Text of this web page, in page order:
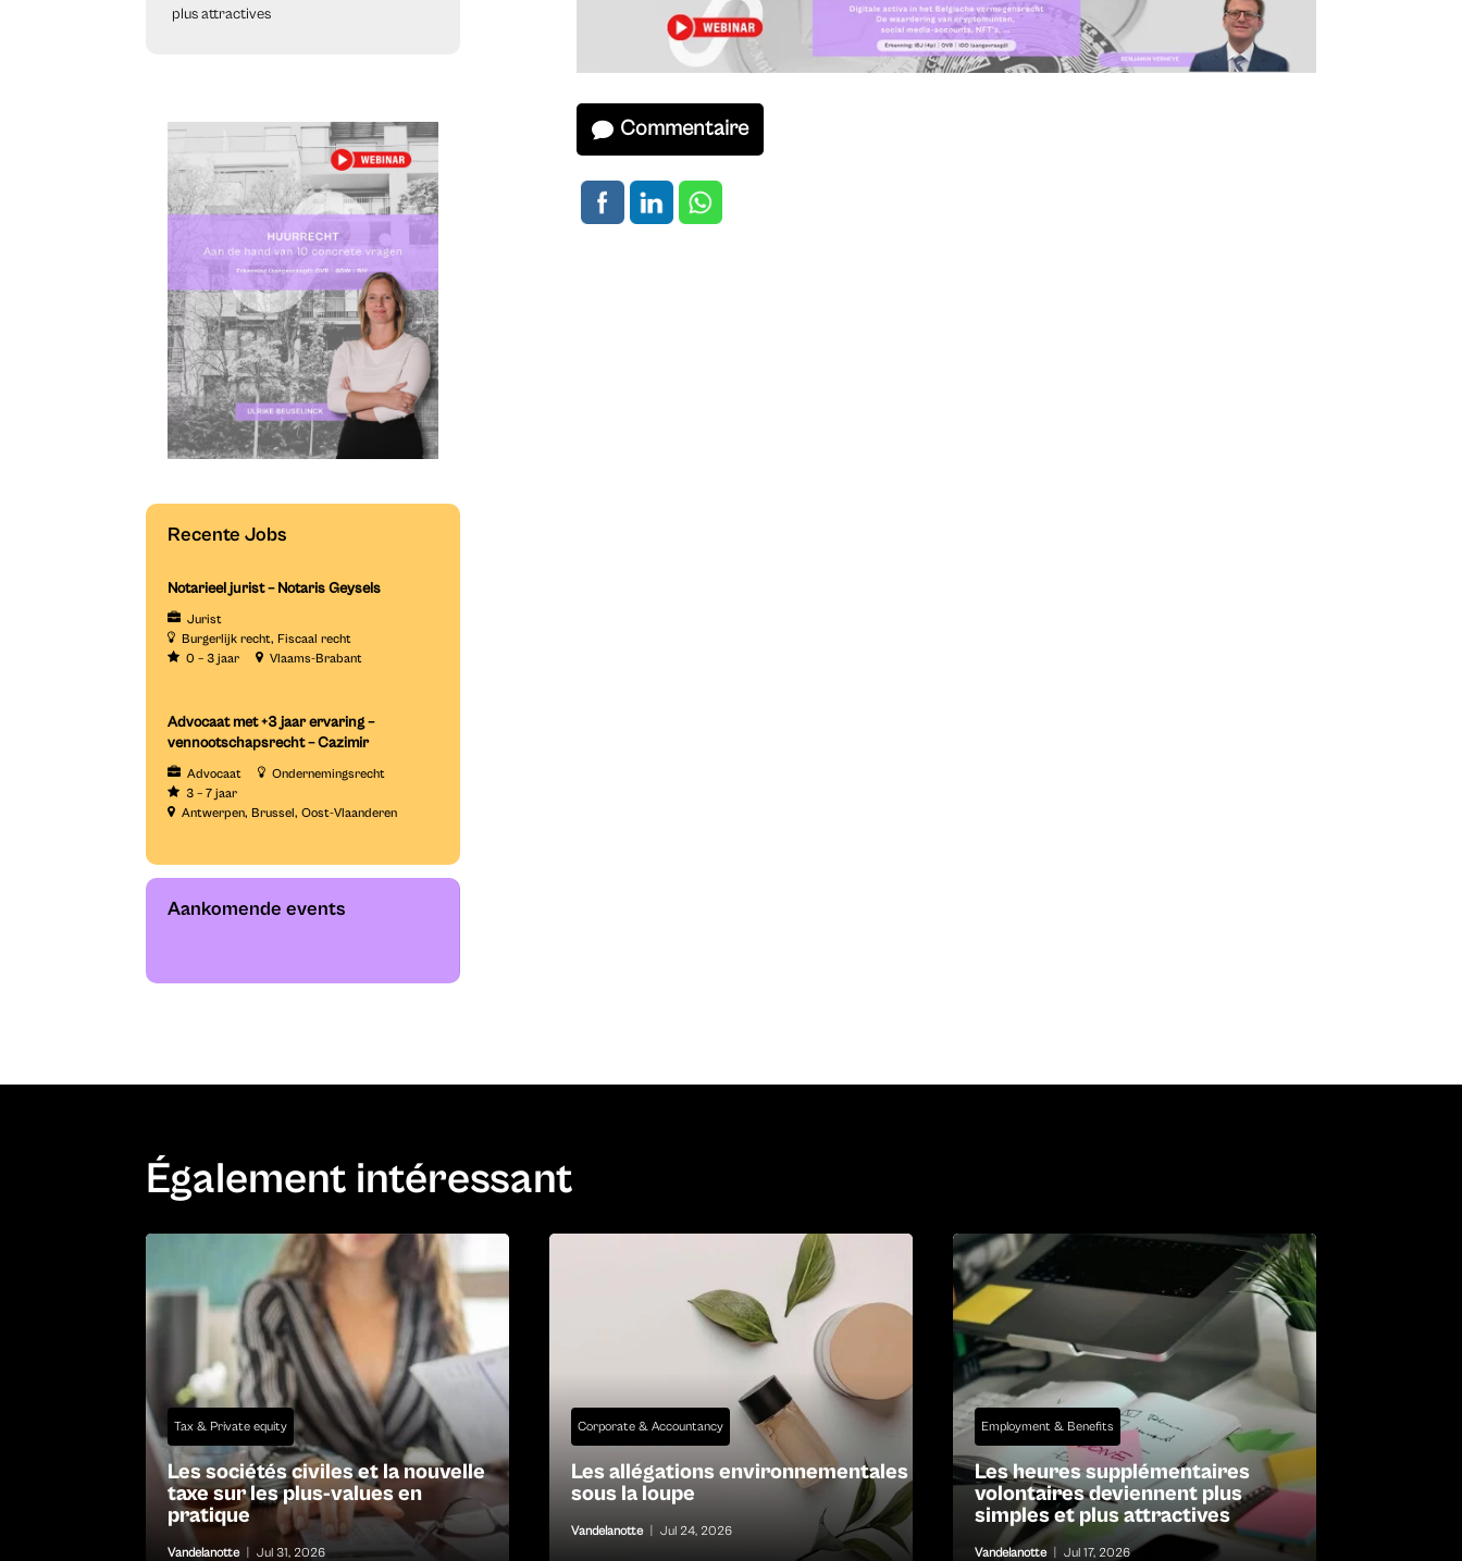
plus attractives
Recente Jobs
Notarieel jurist – Notaris Geysels
Jurist
Burgerlijk recht Fiscaal recht
0 – 3 jaar
Vlaams-Brabant
Advocaat met +3 jaar ervaring –
vennootschapsrecht – Cazimir
Advocaat
Ondernemingsrecht
3 – 7 jaar
Antwerpen Brussel Oost-Vlaanderen
Aankomende events
Commentaire
Également intéressant
Tax & Private equity
Les sociétés civiles et la nouvelle
taxe sur les plus-values en
pratique
Vandelanotte Jul 31, 2026
Corporate & Accountancy
Les allégations environnementales
sous la loupe
Vandelanotte Jul 24, 2026
Employment & Benefits
Les heures supplémentaires
volontaires deviennent plus
simples et plus attractives
Vandelanotte Jul 17, 2026